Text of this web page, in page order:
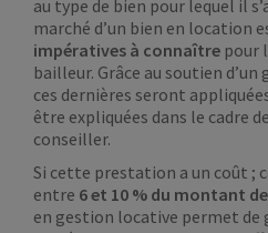
au type de bien pour lequel il
marché d’un bien en location
impératives à connaître pour
bailleur. Grâce au soutien
ces dernières seront
être expliquées dans le cadre
conseiller.
Si cette prestation a un coût ;
entre 6 et 10 % du montant
en gestion locative permet de